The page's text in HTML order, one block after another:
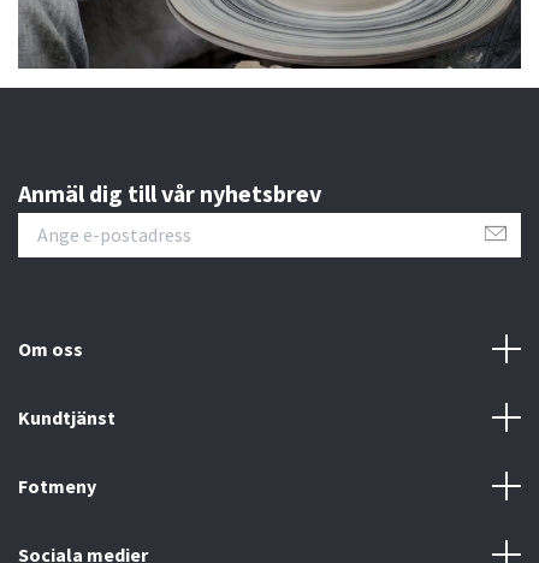
Anmäl dig till vår nyhetsbrev
Om oss
Kundtjänst
Fotmeny
Sociala medier